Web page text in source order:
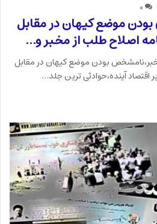
۰
موضع کیهان در مقابل
اصلاح طلب از مخبر و…
بودن موضع کیهان در مقابل
اقتصاد آینده،حوادثی ترین جلد…